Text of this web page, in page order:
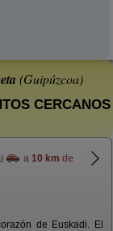
(Guipúzcoa)
CERCANOS
a 10 km de
de Euskadi. El